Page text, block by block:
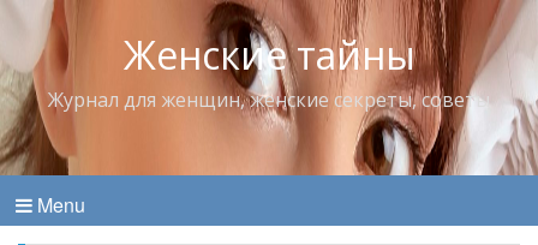
Женские тайны
Журнал для женщин, женские секреты, советы
Menu